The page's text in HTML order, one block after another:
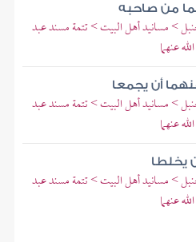
من صاحبه
> مسانيد أهل البيت > تتمة مسند عبد
عنهما
أن يجمعا
> مسانيد أهل البيت > تتمة مسند عبد
عنهما
يخلطا
> مسانيد أهل البيت > تتمة مسند عبد
عنهما